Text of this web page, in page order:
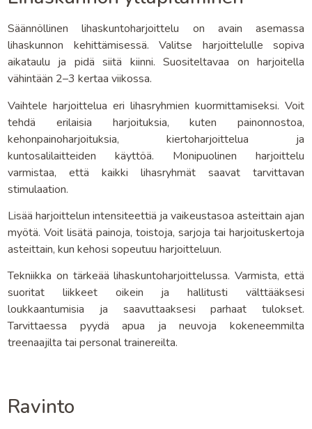
Säännöllinen lihaskuntoharjoittelu on avain asemassa
lihaskunnon kehittämisessä. Valitse harjoittelulle sopiva
aikataulu ja pidä siitä kiinni. Suositeltavaa on harjoitella
vähintään 2–3 kertaa viikossa.
Vaihtele harjoittelua eri lihasryhmien kuormittamiseksi. Voit
tehdä erilaisia harjoituksia, kuten painonnostoa,
kehonpainoharjoituksia, kiertoharjoittelua ja
kuntosalilaitteiden käyttöä. Monipuolinen harjoittelu
varmistaa, että kaikki lihasryhmät saavat tarvittavan
stimulaation.
Lisää harjoittelun intensiteettiä ja vaikeustasoa asteittain ajan
myötä. Voit lisätä painoja, toistoja, sarjoja tai harjoituskertoja
asteittain, kun kehosi sopeutuu harjoitteluun.
Tekniikka on tärkeää lihaskuntoharjoittelussa. Varmista, että
suoritat liikkeet oikein ja hallitusti välttääksesi
loukkaantumisia ja saavuttaaksesi parhaat tulokset.
Tarvittaessa pyydä apua ja neuvoja kokeneemmilta
treenaajilta tai personal trainereilta.
Ravinto